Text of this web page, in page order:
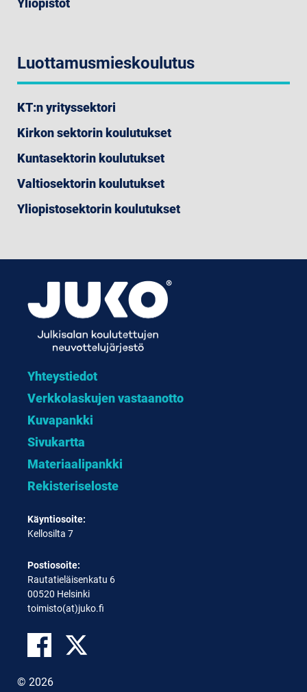
Yliopistot
Luottamusmieskoulutus
KT:n yrityssektori
Kirkon sektorin koulutukset
Kuntasektorin koulutukset
Valtiosektorin koulutukset
Yliopistosektorin koulutukset
Yhteystiedot
Verkkolaskujen vastaanotto
Kuvapankki
Sivukartta
Materiaalipankki
Rekisteriseloste
Käyntiosoite:
Kellosilta 7
Postiosoite:
Rautatieläisenkatu 6
00520 Helsinki
toimisto(at)juko.fi
© 2026